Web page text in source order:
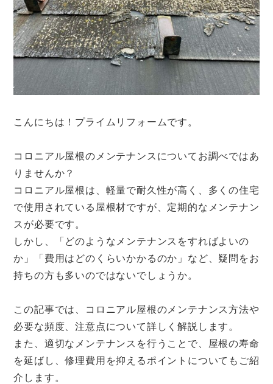
こんにちは！プライムリフォームです。
コロニアル屋根のメンテナンスについてお調べではあ
りませんか？
コロニアル屋根は、軽量で耐久性が高く、多くの住宅
で使用されている屋根材ですが、定期的なメンテナン
スが必要です。
しかし、「どのようなメンテナンスをすればよいの
か」「費用はどのくらいかかるのか」など、疑問をお
持ちの方も多いのではないでしょうか。
この記事では、コロニアル屋根のメンテナンス方法や
必要な頻度、注意点について詳しく解説します。
また、適切なメンテナンスを行うことで、屋根の寿命
を延ばし、修理費用を抑えるポイントについてもご紹
介します。